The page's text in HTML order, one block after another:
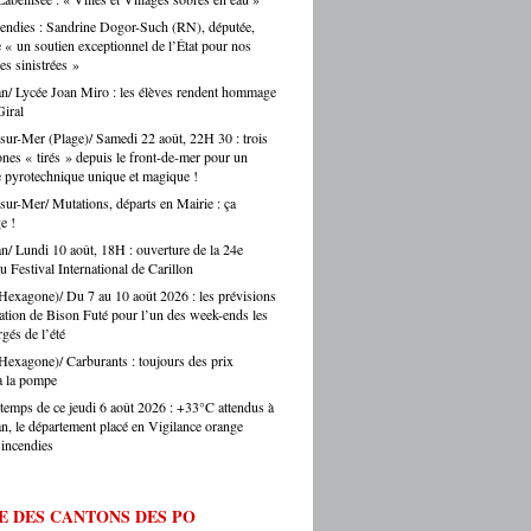
c’est toute une vie de territoire qui se
Alors oui, on se bat pour eux, on les
des collectivités, des institutions, du
Et on ne fait pas ça mollement. »
: justement, est-ce que les artisans
une période difficile en ce moment ? -
Montes : « Comme partout en France, les
font face à une accumulation de pressions
en hausse, coût des matières premières,
de recrutement, concurrence déloyale…
un département comme le nôtre, qui
des fragilités socio-économiques bien
ces difficultés sont souvent amplifiées.
d’achat des ménages qui se contracte,
directement les artisans. Mais je ne
verser dans le catastrophisme : il y a
de créations, beaucoup
beaucoup de jeunes qui choisissent
et les métiers manuels. La
recrutement. On entend souvent que
ne trouve pas ses apprentis… -Jérôme
: « C’est un sujet majeur, effectivement. Il y
travail immédiatement à la sortie du
avec Argelès-sur-Mer. Une confusion
faite par les touristes… et
journalistes parisiens. Sans oublier,
les chauffeurs de taxi parisiens.
: Sandrine Dogor-Such (RN), députée,
« un soutien exceptionnel de l’État pour nos
sinistrées »
Lycée Joan Miro : les élèves rendent hommage
Mer (Plage)/ Samedi 22 août, 22H 30 : trois
« tirés » depuis le front-de-mer pour un
pyrotechnique unique et magique !
Mer/ Mutations, départs en Mairie : ça
!
Lundi 10 août, 18H : ouverture de la 24e
Festival International de Carillon
Du 7 au 10 août 2026 : les prévisions
de Bison Futé pour l’un des week-ends les
de l’été
Carburants : toujours des prix
la pompe
de ce jeudi 6 août 2026 : +33°C attendus à
le département placé en Vigilance orange
DES CANTONS DES PO